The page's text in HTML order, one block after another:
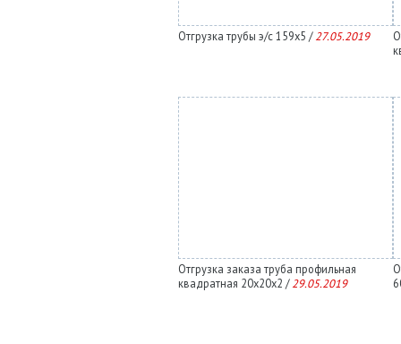
Отгрузка трубы э/с 159х5 / 27.05.2019
Отгрузка заказа труба профильная
квадратная 20х20х2 / 29.05.2019